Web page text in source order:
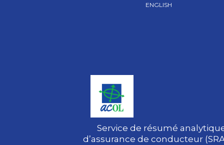
ENGLISH
Service de résumé
d’assurance de conducteur